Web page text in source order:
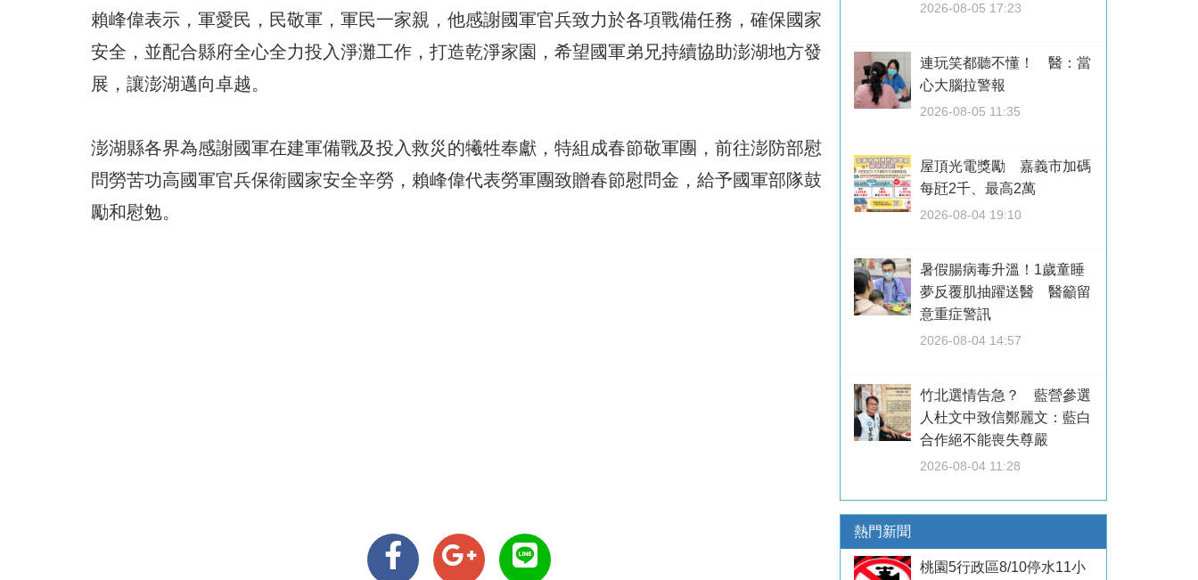
賴峰偉表示，軍愛民，民敬軍，軍民一家親，他感謝國軍官兵致力於各項戰備任務，確保國家
安全，並配合縣府全心全力投入淨灘工作，打造乾淨家園，希望國軍弟兄持續協助澎湖地方發
展，讓澎湖邁向卓越。
澎湖縣各界為感謝國軍在建軍備戰及投入救災的犧牲奉獻，特組成春節敬軍團，前往澎防部慰
問勞苦功高國軍官兵保衛國家安全辛勞，賴峰偉代表勞軍團致贈春節慰問金，給予國軍部隊鼓
勵和慰勉。
2026-08-05 17:23
連玩笑都聽不懂！ 醫：當
心大腦拉警報
2026-08-05 11:35
屋頂光電獎勵 嘉義市加碼
每瓩2千、最高2萬
2026-08-04 19:10
暑假腸病毒升溫！1歲童睡
夢反覆肌抽躍送醫 醫籲留
意重症警訊
2026-08-04 14:57
竹北選情告急？ 藍營參選
人杜文中致信鄭麗文：藍白
合作絕不能喪失尊嚴
2026-08-04 11:28
熱門新聞
桃園5行政區8/10停水11小